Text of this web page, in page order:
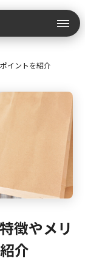
イントを紹介
徴やメリ
介